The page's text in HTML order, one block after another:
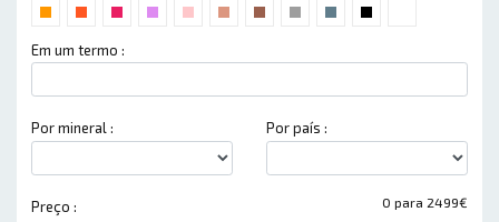
Em um termo :
Por mineral : Por país :
0 para 2499€
Preço :